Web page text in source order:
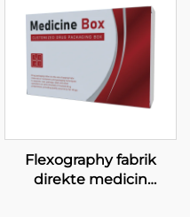
Tilpasset Top Klasse
Kæledyr Føde Bokse
Flexography fabrik
direkte medicin